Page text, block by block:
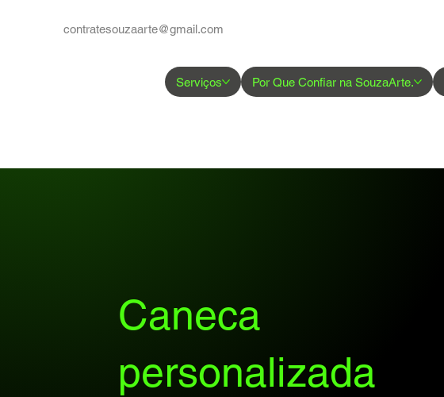
Serviços Por Que Confiar na SouzaArte.
contratesouzaarte@gmail.com
Caneca
personalizada